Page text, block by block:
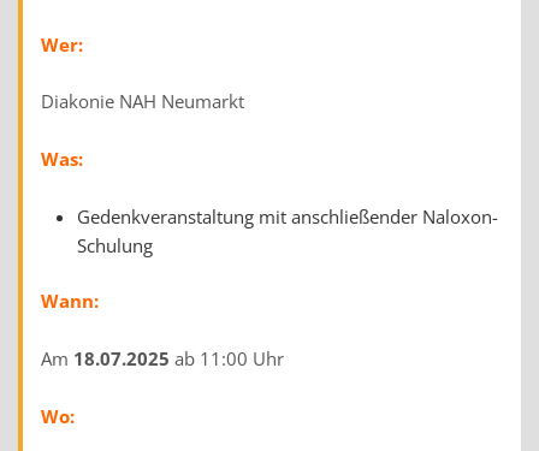
Wer:
Diakonie NAH Neumarkt
Was:
Gedenkveranstaltung mit anschließender Naloxon-
Schulung
Wann:
Am 18.07.2025 ab 11:00 Uhr
Wo: